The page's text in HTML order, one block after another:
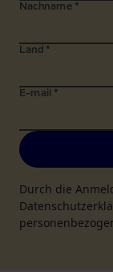
Nachname *
Land *
E-mail *
Durch die